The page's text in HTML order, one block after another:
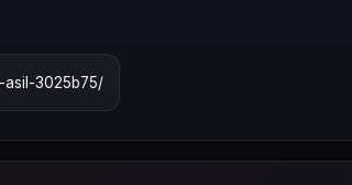
asil-3025b75/